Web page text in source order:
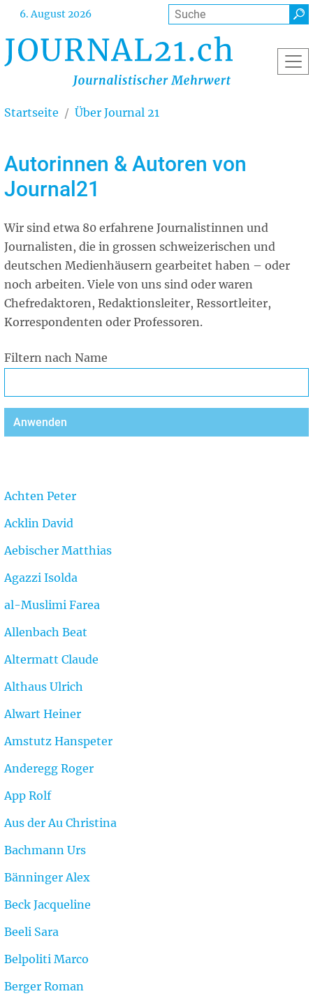
Direkt
Inhalt
6. August 2026 Suche
Startseite Über Journal 21
Autorinnen & Autoren von
Journal21
Wir sind etwa 80 erfahrene Journalistinnen und
Journalisten, die in grossen schweizerischen und
deutschen Medienhäusern gearbeitet haben – oder
noch arbeiten. Viele von uns sind oder waren
Chefredaktoren, Redaktionsleiter, Ressortleiter,
Korrespondenten oder Professoren.
Filtern nach Name
Achten Peter
Acklin David
Aebischer Matthias
Agazzi Isolda
al-Muslimi Farea
Allenbach Beat
Altermatt Claude
Althaus Ulrich
Alwart Heiner
Amstutz Hanspeter
Anderegg Roger
App Rolf
Aus der Au Christina
Bachmann Urs
Bänninger Alex
Beck Jacqueline
Beeli Sara
Belpoliti Marco
Berger Roman